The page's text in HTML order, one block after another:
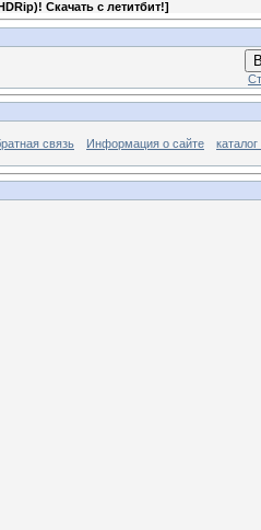
Скачать с летитбит!]
связь Информация о сайте